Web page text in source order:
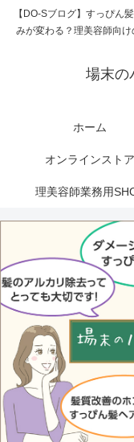
【DO-Sブログ】すっぴん
みが変わる？理美容師向
場末の
ホーム
オンラインストア
理美容師業務用